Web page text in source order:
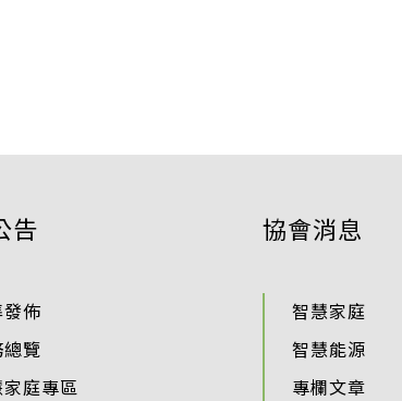
告
佈
覽
庭專區
協會消息
智慧家庭
智慧能源
專欄文章